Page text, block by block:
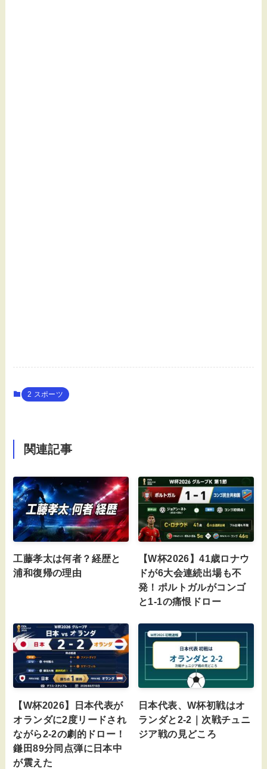
2 スポーツ
関連記事
工藤孝太は何者？経歴と
浦和復帰の理由
【W杯2026】41歳ロナウ
ドが6大会連続出場も不
発！ポルトガルがコンゴ
と1-1の痛恨ドロー
【W杯2026】日本代表が
オランダに2度リードされ
ながら2-2の劇的ドロー！
鎌田89分同点弾に日本中
が震えた
日本代表、W杯初戦はオ
ランダと2-2｜次戦チュニ
ジア戦の見どころ